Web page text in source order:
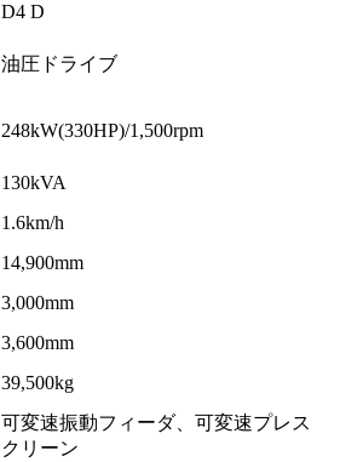
D4 D
油圧ドライブ
248kW(330HP)/1,500rpm
130kVA
1.6km/h
14,900mm
3,000mm
3,600mm
39,500kg
可変速振動フィーダ、可変速プレス
クリーン